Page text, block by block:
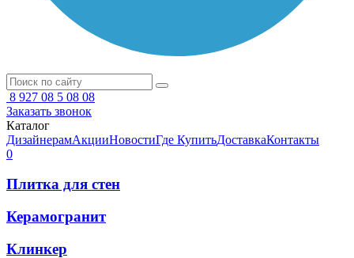
8 927 08 5 08 08
Заказать звонок
Каталог
ДизайнерамАкцииНовостиГде КупитьДоставкаКонтакты
0
Плитка для стен
Керамогранит
Клинкер